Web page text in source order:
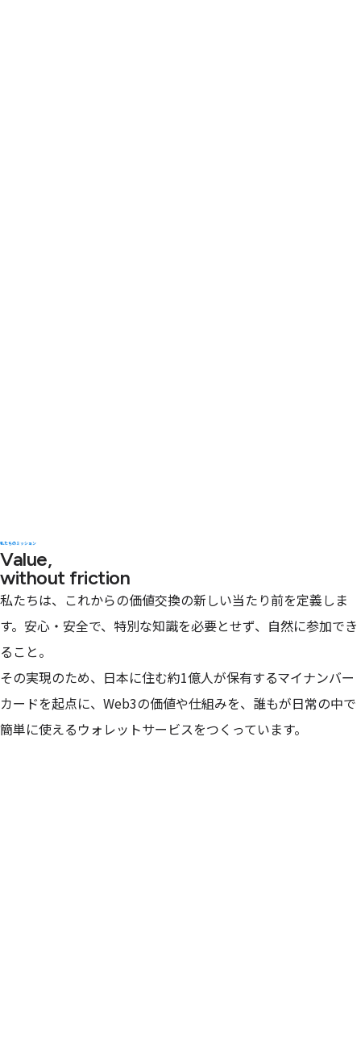
私たちのミッション
Value,
without friction
私たちは、これからの価値交換の新しい当たり前を定義しま
す。安心・安全で、特別な知識を必要とせず、自然に参加でき
ること。
その実現のため、日本に住む約1億人が保有するマイナンバー
カードを起点に、Web3の価値や仕組みを、誰もが日常の中で
簡単に使えるウォレットサービスをつくっています。